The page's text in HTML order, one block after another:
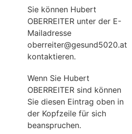
Sie können Hubert
OBERREITER unter der E-
Mailadresse
oberreiter@gesund5020.at
kontaktieren.
Wenn Sie Hubert
OBERREITER sind können
Sie diesen Eintrag oben in
der Kopfzeile für sich
beanspruchen.